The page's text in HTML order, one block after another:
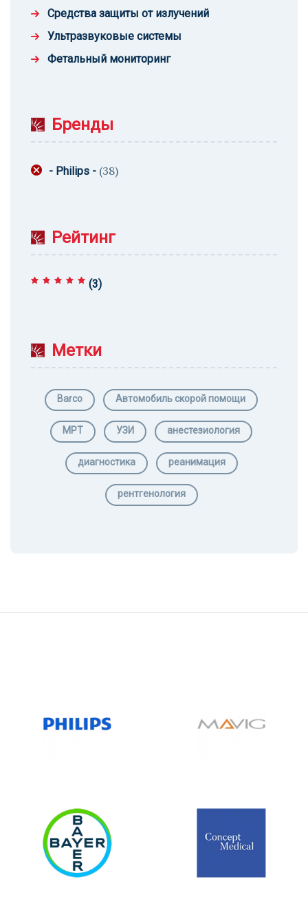
Средства защиты от излучений
Ультразвуковые системы
Фетальный мониторинг
Бренды
- Philips - (38)
Рейтинг
(3)
Метки
Barco Автомобиль скорой помощи
МРТ УЗИ анестезиология
диагностика реанимация
рентгенология